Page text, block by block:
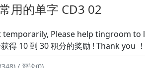
用的单字 CD3 02
Please help tingroom to
得 10 到 30 积分的奖励 ! Thank you ！